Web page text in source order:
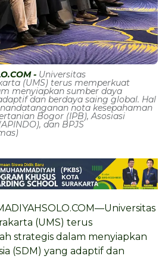
- Universitas
(UMS) terus memperkuat
menyiapkan sumber daya
dan berdaya saing global. Hal
nota kesepahaman
Bogor (IPB), Asosiasi
dan BPJS
(UMS) terus
strategis dalam menyiapkan
(SDM) yang adaptif dan